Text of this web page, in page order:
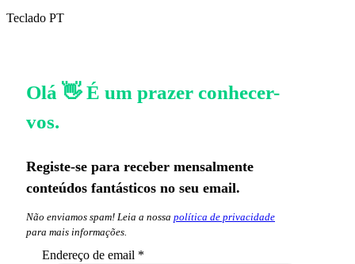
Teclado PT
Olá 👋 É um prazer conhecer-
vos.
Registe-se para receber mensalmente
conteúdos fantásticos no seu email.
Não enviamos spam! Leia a nossa política de privacidade
para mais informações.
Endereço de email *